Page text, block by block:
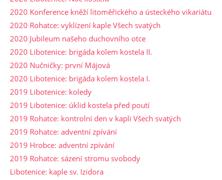
2020 Konference kněží litoměřického a ústeckého vikariátu
2020 Rohatce: vyklízení kaple Všech svatých
2020 Jubileum našeho duchovního otce
2020 Libotenice: brigáda kolem kostela II.
2020 Nučničky: první Májová
2020 Libotenice: brigáda kolem kostela I.
2019 Libotenice: koledy
2019 Libotenice: úklid kostela před poutí
2019 Rohatce: kontrolní den v kapli Všech svatých
2019 Rohatce: adventní zpívání
2019 Hrobce: adventní zpívání
2019 Rohatce: sázení stromu svobody
Libotenice: kaple sv. Izidora